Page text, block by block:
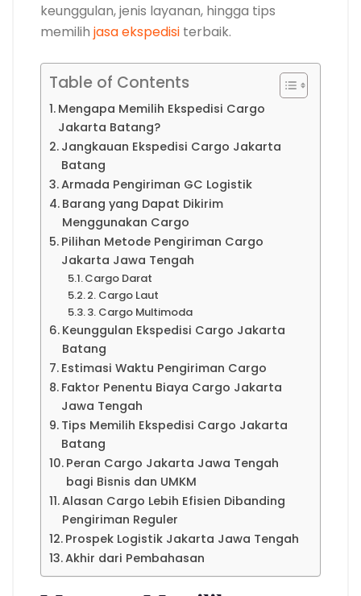
keunggulan, jenis layanan, hingga tips
memilih jasa ekspedisi terbaik.
Table of Contents
Mengapa Memilih Ekspedisi Cargo
Jakarta Batang?
Jangkauan Ekspedisi Cargo Jakarta
Batang
Armada Pengiriman GC Logistik
Barang yang Dapat Dikirim
Menggunakan Cargo
Pilihan Metode Pengiriman Cargo
Jakarta Jawa Tengah
Cargo Darat
2. Cargo Laut
3. Cargo Multimoda
Keunggulan Ekspedisi Cargo Jakarta
Batang
Estimasi Waktu Pengiriman Cargo
Faktor Penentu Biaya Cargo Jakarta
Jawa Tengah
Tips Memilih Ekspedisi Cargo Jakarta
Batang
Peran Cargo Jakarta Jawa Tengah
bagi Bisnis dan UMKM
Alasan Cargo Lebih Efisien Dibanding
Pengiriman Reguler
Prospek Logistik Jakarta Jawa Tengah
Akhir dari Pembahasan